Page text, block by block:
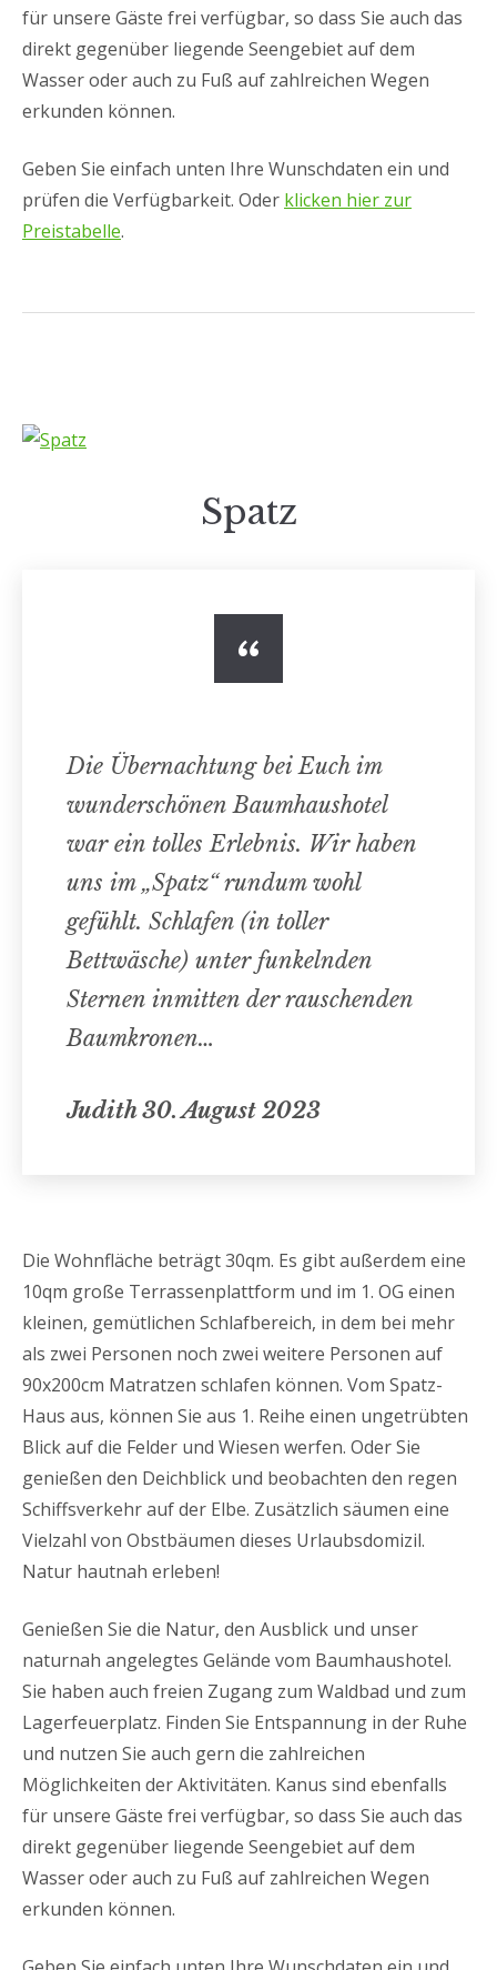
für unsere Gäste frei verfügbar, so dass Sie auch das
direkt gegenüber liegende Seengebiet auf dem
Wasser oder auch zu Fuß auf zahlreichen Wegen
erkunden können.
Geben Sie einfach unten Ihre Wunschdaten ein und
prüfen die Verfügbarkeit. Oder klicken hier zur
Preistabelle.
Spatz
Die Übernachtung bei Euch im
wunderschönen Baumhaushotel
war ein tolles Erlebnis. Wir haben
uns im „Spatz“ rundum wohl
gefühlt. Schlafen (in toller
Bettwäsche) unter funkelnden
Sternen inmitten der rauschenden
Baumkronen…
Judith 30. August 2023
Die Wohnfläche beträgt 30qm. Es gibt außerdem eine
10qm große Terrassenplattform und im 1. OG einen
kleinen, gemütlichen Schlafbereich, in dem bei mehr
als zwei Personen noch zwei weitere Personen auf
90x200cm Matratzen schlafen können. Vom Spatz-
Haus aus, können Sie aus 1. Reihe einen ungetrübten
Blick auf die Felder und Wiesen werfen. Oder Sie
genießen den Deichblick und beobachten den regen
Schiffsverkehr auf der Elbe. Zusätzlich säumen eine
Vielzahl von Obstbäumen dieses Urlaubsdomizil.
Natur hautnah erleben!
Genießen Sie die Natur, den Ausblick und unser
naturnah angelegtes Gelände vom Baumhaushotel.
Sie haben auch freien Zugang zum Waldbad und zum
Lagerfeuerplatz. Finden Sie Entspannung in der Ruhe
und nutzen Sie auch gern die zahlreichen
Möglichkeiten der Aktivitäten. Kanus sind ebenfalls
für unsere Gäste frei verfügbar, so dass Sie auch das
direkt gegenüber liegende Seengebiet auf dem
Wasser oder auch zu Fuß auf zahlreichen Wegen
erkunden können.